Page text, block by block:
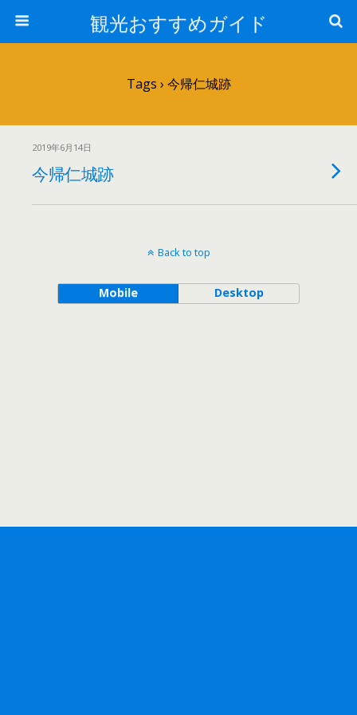
観光おすすめガイド
Tags › 今帰仁城跡
2019年6月14日
今帰仁城跡
Back to top
Mobile Desktop